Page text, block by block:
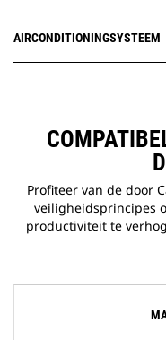
AIRCONDITIONINGSYSTEEM
Profiteer van de door
veiligheidsprincipes
productiviteit te